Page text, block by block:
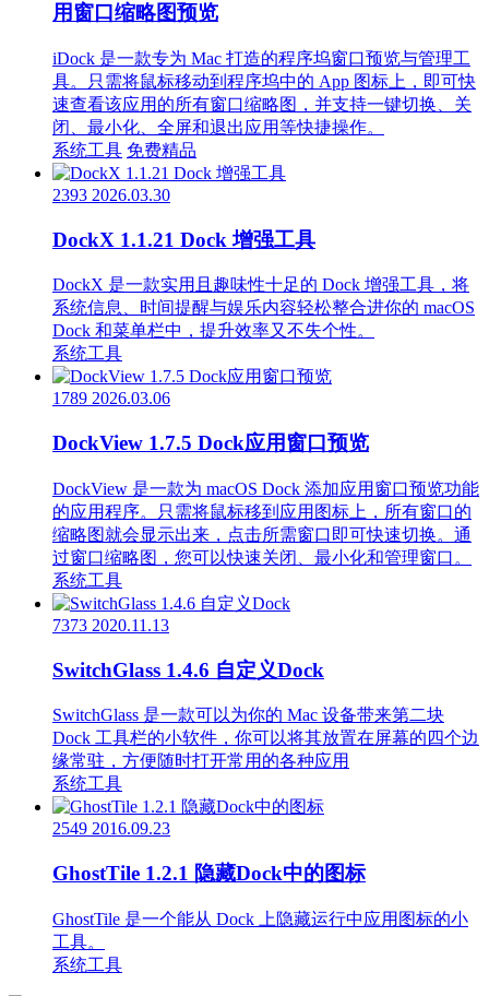
用窗口缩略图预览
iDock 是一款专为 Mac 打造的程序坞窗口预览与管理工
具。只需将鼠标移动到程序坞中的 App 图标上，即可快
速查看该应用的所有窗口缩略图，并支持一键切换、关
闭、最小化、全屏和退出应用等快捷操作。
系统工具 免费精品
2393 2026.03.30
DockX 1.1.21 Dock 增强工具
DockX 是一款实用且趣味性十足的 Dock 增强工具，将
系统信息、时间提醒与娱乐内容轻松整合进你的 macOS
Dock 和菜单栏中，提升效率又不失个性。
系统工具
1789 2026.03.06
DockView 1.7.5 Dock应用窗口预览
DockView 是一款为 macOS Dock 添加应用窗口预览功能
的应用程序。只需将鼠标移到应用图标上，所有窗口的
缩略图就会显示出来，点击所需窗口即可快速切换。通
过窗口缩略图，您可以快速关闭、最小化和管理窗口。
系统工具
7373 2020.11.13
SwitchGlass 1.4.6 自定义Dock
SwitchGlass 是一款可以为你的 Mac 设备带来第二块
Dock 工具栏的小软件，你可以将其放置在屏幕的四个边
缘常驻，方便随时打开常用的各种应用
系统工具
2549 2016.09.23
GhostTile 1.2.1 隐藏Dock中的图标
GhostTile 是一个能从 Dock 上隐藏运行中应用图标的小
工具。
系统工具